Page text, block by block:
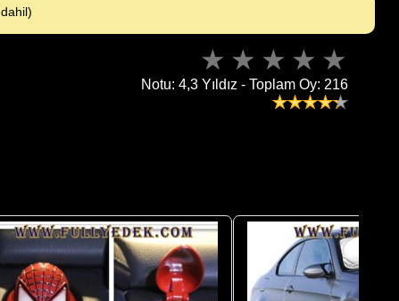
Notu: 4,3 Yıldız - Toplam Oy: 216